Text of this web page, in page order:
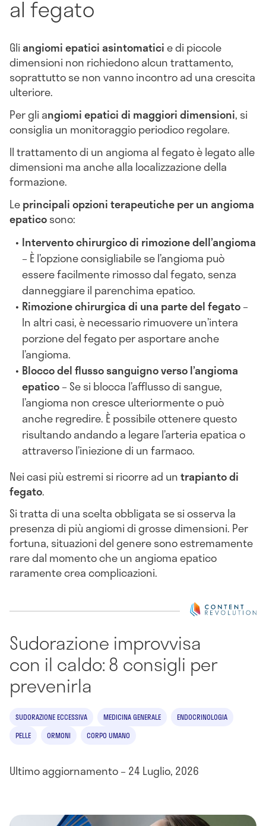
al fegato
Gliangiomi epatici asintomaticie di piccole
dimensioni non richiedono alcun trattamento,
soprattutto se non vanno incontro ad una crescita
ulteriore.
Per gli angiomi epatici di maggiori dimensioni, si
consiglia un monitoraggio periodico regolare.
Il trattamento di un angioma al fegato è legato alle
dimensioni ma anche alla localizzazione della
formazione.
Leprincipali opzioni terapeutiche per un angioma
epaticosono:
Intervento chirurgico di rimozione dell’angioma
– È l’opzione consigliabile se l’angioma può
essere facilmente rimosso dal fegato, senza
danneggiare il parenchima epatico.
Rimozione chirurgica di una parte del fegato–
In altri casi, è necessario rimuovere un’intera
porzione del fegato per asportare anche
l’angioma.
Blocco del flusso sanguigno verso l’angioma
epatico– Se si blocca l’afflusso di sangue,
l’angioma non cresce ulteriormente o può
anche regredire. È possibile ottenere questo
risultando andando a legare l’arteria epatica o
attraverso l’iniezione di un farmaco.
Nei casi più estremi si ricorre ad untrapianto di
fegato.
Si tratta di una scelta obbligata se si osserva la
presenza di più angiomi di grosse dimensioni. Per
fortuna, situazioni del genere sono estremamente
rare dal momento che un angioma epatico
raramente crea complicazioni.
Sudorazione improvvisa
con il caldo: 8 consigli per
prevenirla
SUDORAZIONE ECCESSIVA MEDICINA GENERALE
ENDOCRINOLOGIA
PELLE
ORMONI CORPO UMANO
Ultimo aggiornamento – 24 Luglio, 2026